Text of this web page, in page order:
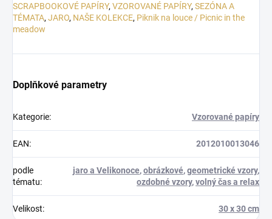
SCRAPBOOKOVÉ PAPÍRY, VZOROVANÉ PAPÍRY, SEZÓNA A
TÉMATA, JARO, NAŠE KOLEKCE, Piknik na louce / Picnic in the
meadow
Doplňkové parametry
Kategorie: Vzorované papíry
EAN: 2012010013046
podle
tématu:
jaro a Velikonoce,obrázkové,geometrické vzory,
ozdobné vzory,volný čas a relax
Velikost: 30 x 30 cm